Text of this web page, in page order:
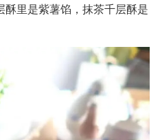
里是紫薯馅，抹茶千层酥是